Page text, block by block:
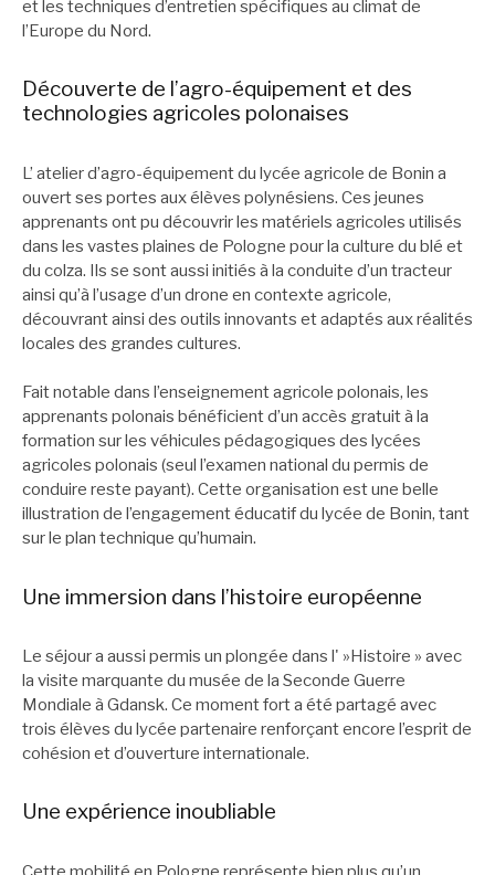
et les techniques d’entretien spécifiques au climat de
l’Europe du Nord.
Découverte de l’agro-équipement et des
technologies agricoles polonaises
L’ atelier d’agro-équipement du lycée agricole de Bonin a
ouvert ses portes aux élèves polynésiens. Ces jeunes
apprenants ont pu découvrir les matériels agricoles utilisés
dans les vastes plaines de Pologne pour la culture du blé et
du colza. Ils se sont aussi initiés à la conduite d’un tracteur
ainsi qu’à l’usage d’un drone en contexte agricole,
découvrant ainsi des outils innovants et adaptés aux réalités
locales des grandes cultures.
Fait notable dans l’enseignement agricole polonais, les
apprenants polonais bénéficient d’un accès gratuit à la
formation sur les véhicules pédagogiques des lycées
agricoles polonais (seul l’examen national du permis de
conduire reste payant). Cette organisation est une belle
illustration de l’engagement éducatif du lycée de Bonin, tant
sur le plan technique qu’humain.
Une immersion dans l’histoire européenne
Le séjour a aussi permis un plongée dans l' »Histoire » avec
la visite marquante du musée de la Seconde Guerre
Mondiale à Gdansk. Ce moment fort a été partagé avec
trois élèves du lycée partenaire renforçant encore l’esprit de
cohésion et d’ouverture internationale.
Une expérience inoubliable